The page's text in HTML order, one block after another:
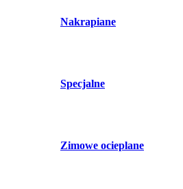
Nakrapiane
Specjalne
Zimowe ocieplane